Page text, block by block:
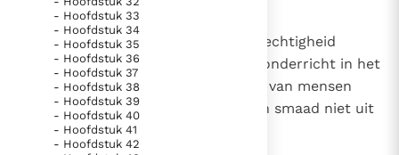
- Hoofdstuk 33
- Hoofdstuk 34
- Hoofdstuk 35
- Hoofdstuk 36
- Hoofdstuk 37
- Hoofdstuk 38
- Hoofdstuk 39
- Hoofdstuk 40
- Hoofdstuk 41
- Hoofdstuk 42
slaan.
Luistert naar Mij, gij, die met gerechtigheid
vertrouwd zijt, gij volk, dat mijn onderricht in het
hart draagt; weest voor de hoon van mensen
niet bevreesd, en laat u door hun smaad niet uit
het veld slaan.